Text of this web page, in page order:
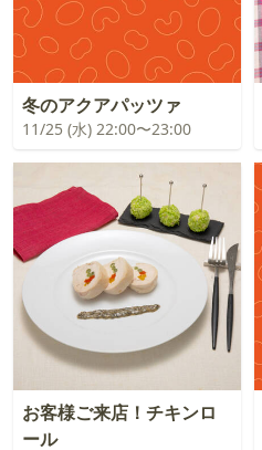
冬のアクアパッツァ
11/25 (水) 22:00〜23:00
お客様ご来店！チキンロ
ール